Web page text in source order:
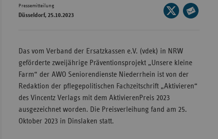
Pressemitteilung
Düsseldorf, 25.10.2023
Seite
auf
Das vom Verband der Ersatzkassen e.V. (vdek) in NRW
geförderte zweijährige Präventionsprojekt „Unsere kleine
Farm“ der AWO Seniorendienste Niederrhein ist von der
Redaktion der pflegepolitischen Fachzeitschrift „Aktivieren“
des Vincentz Verlags mit dem AktivierenPreis 2023
ausgezeichnet worden. Die Preisverleihung fand am 25.
Oktober 2023 in Dinslaken statt.